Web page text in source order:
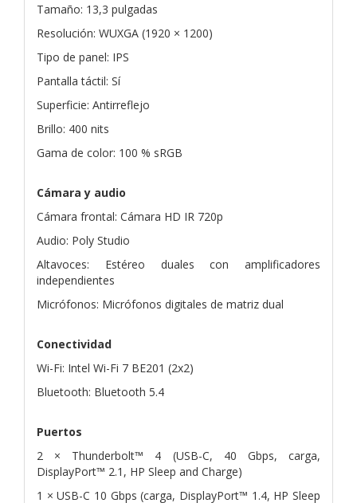
Tamaño: 13,3 pulgadas
Resolución: WUXGA (1920 × 1200)
Tipo de panel: IPS
Pantalla táctil: Sí
Superficie: Antirreflejo
Brillo: 400 nits
Gama de color: 100 % sRGB
Cámara y audio
Cámara frontal: Cámara HD IR 720p
Audio: Poly Studio
Altavoces: Estéreo duales con amplificadores
independientes
Micrófonos: Micrófonos digitales de matriz dual
Conectividad
Wi-Fi: Intel Wi-Fi 7 BE201 (2x2)
Bluetooth: Bluetooth 5.4
Puertos
2 × Thunderbolt™ 4 (USB-C, 40 Gbps, carga,
DisplayPort™ 2.1, HP Sleep and Charge)
1 × USB-C 10 Gbps (carga, DisplayPort™ 1.4, HP Sleep